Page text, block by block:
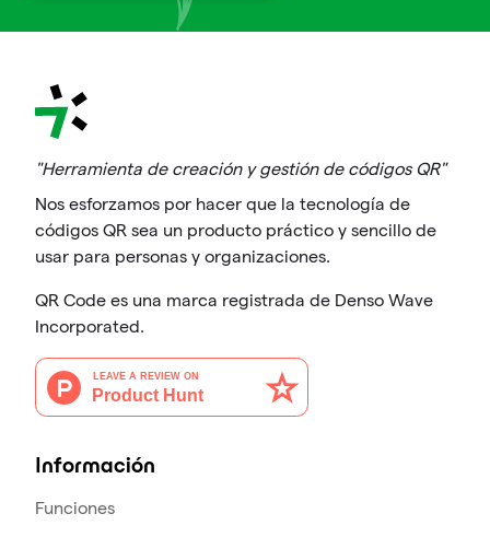
"Herramienta de creación y gestión de códigos QR"
Nos esforzamos por hacer que la tecnología de
códigos QR sea un producto práctico y sencillo de
usar para personas y organizaciones.
QR Code es una marca registrada de Denso Wave
Incorporated.
Información
Funciones